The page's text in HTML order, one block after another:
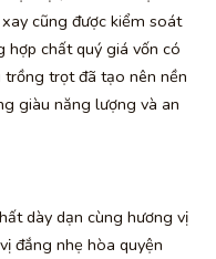
cũng được kiểm soát
chất quý giá vốn có
trọt đã tạo nên nền
giàu năng lượng và an
dày dạn cùng hương vị
đắng nhẹ hòa quyện